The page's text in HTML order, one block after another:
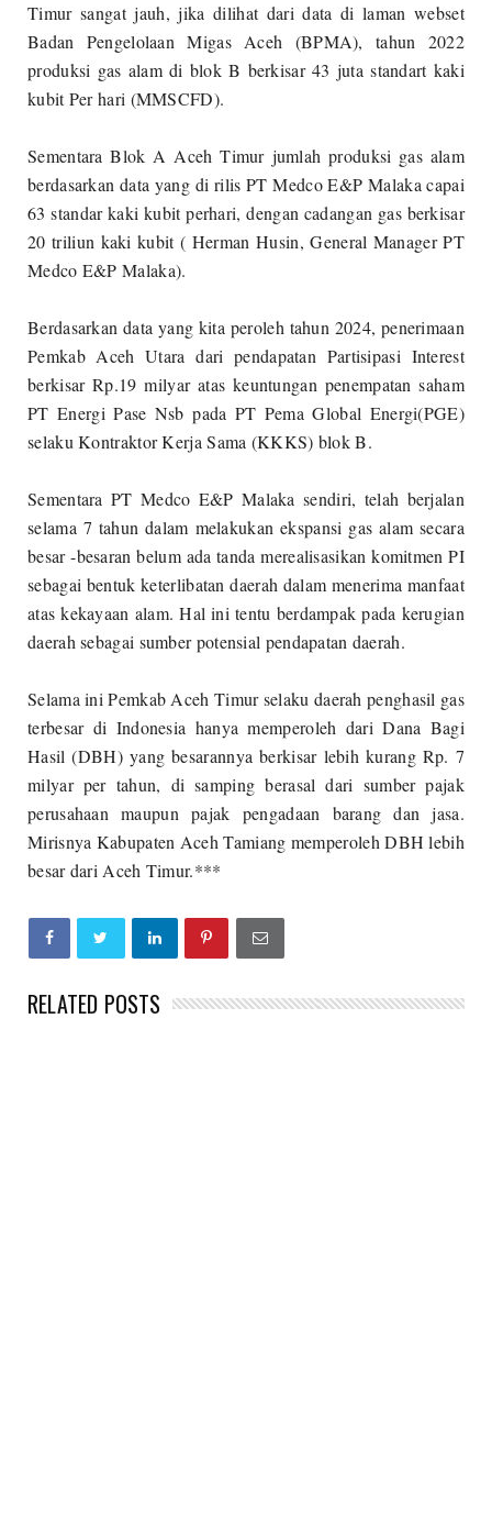
Timur sangat jauh, jika dilihat dari data di laman webset
Badan Pengelolaan Migas Aceh (BPMA), tahun 2022
produksi gas alam di blok B berkisar 43 juta standart kaki
kubit Per hari (MMSCFD).
Sementara Blok A Aceh Timur jumlah produksi gas alam
berdasarkan data yang di rilis PT Medco E&P Malaka capai
63 standar kaki kubit perhari, dengan cadangan gas berkisar
20 triliun kaki kubit ( Herman Husin, General Manager PT
Medco E&P Malaka).
Berdasarkan data yang kita peroleh tahun 2024, penerimaan
Pemkab Aceh Utara dari pendapatan Partisipasi Interest
berkisar Rp.19 milyar atas keuntungan penempatan saham
PT Energi Pase Nsb pada PT Pema Global Energi(PGE)
selaku Kontraktor Kerja Sama (KKKS) blok B.
Sementara PT Medco E&P Malaka sendiri, telah berjalan
selama 7 tahun dalam melakukan ekspansi gas alam secara
besar -besaran belum ada tanda merealisasikan komitmen PI
sebagai bentuk keterlibatan daerah dalam menerima manfaat
atas kekayaan alam. Hal ini tentu berdampak pada kerugian
daerah sebagai sumber potensial pendapatan daerah.
Selama ini Pemkab Aceh Timur selaku daerah penghasil gas
terbesar di Indonesia hanya memperoleh dari Dana Bagi
Hasil (DBH) yang besarannya berkisar lebih kurang Rp. 7
milyar per tahun, di samping berasal dari sumber pajak
perusahaan maupun pajak pengadaan barang dan jasa.
Mirisnya Kabupaten Aceh Tamiang memperoleh DBH lebih
besar dari Aceh Timur.***
RELATED POSTS